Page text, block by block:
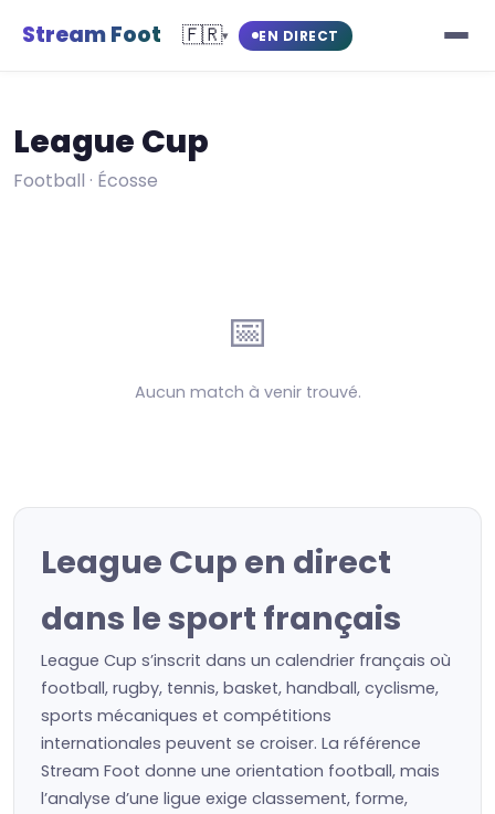
Stream Foot 🇫🇷▾ EN DIRECT
League Cup
Football · Écosse
📅
Aucun match à venir trouvé.
League Cup en direct
dans le sport français
League Cup s’inscrit dans un calendrier français où
football, rugby, tennis, basket, handball, cyclisme,
sports mécaniques et compétitions
internationales peuvent se croiser. La référence
Stream Foot donne une orientation football, mais
l’analyse d’une ligue exige classement, forme,